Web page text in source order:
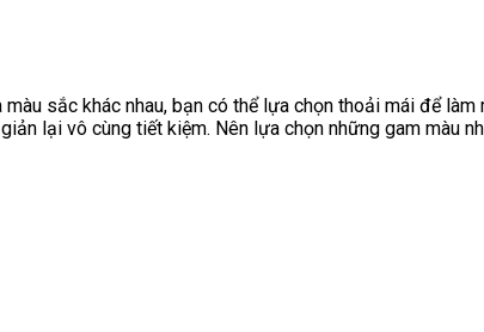
sắc khác nhau, bạn có thể lựa chọn thoải mái để làm
lại vô cùng tiết kiệm. Nên lựa chọn những gam màu